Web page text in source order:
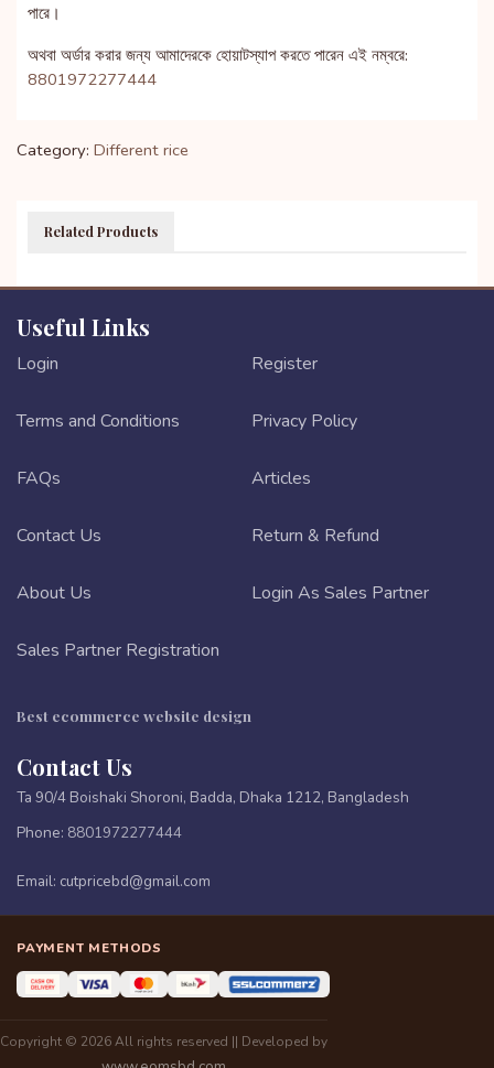
পারে।
অথবা অর্ডার করার জন্য আমাদেরকে হোয়াটস্যাপ করতে পারেন এই নম্বরে:
8801972277444
Category: Different rice
Related Products
Useful Links
Login Register
Terms and Conditions Privacy Policy
FAQs Articles
Contact Us Return & Refund
About Us Login As Sales Partner
Sales Partner Registration
Best ecommerce website design
Contact Us
Ta 90/4 Boishaki Shoroni, Badda, Dhaka 1212, Bangladesh
Phone: 8801972277444
Email: cutpricebd@gmail.com
PAYMENT METHODS
Copyright © 2026 All rights reserved || Developed by